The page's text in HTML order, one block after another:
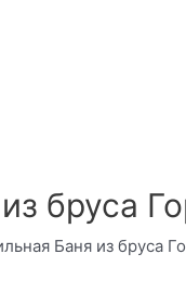
бруса
Баня из бруса